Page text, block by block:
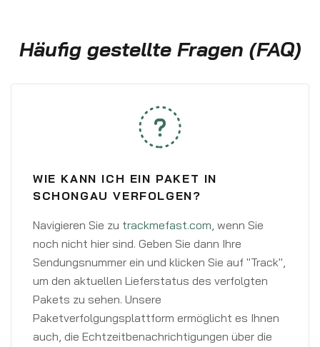
Häufig gestellte Fragen (FAQ)
WIE KANN ICH EIN PAKET IN
SCHONGAU VERFOLGEN?
Navigieren Sie zu trackmefast.com, wenn Sie
noch nicht hier sind. Geben Sie dann Ihre
Sendungsnummer ein und klicken Sie auf "Track",
um den aktuellen Lieferstatus des verfolgten
Pakets zu sehen. Unsere
Paketverfolgungsplattform ermöglicht es Ihnen
auch, die Echtzeitbenachrichtigungen über die